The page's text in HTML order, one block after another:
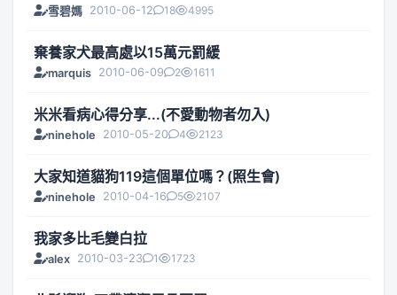
雪碧媽 2010-06-12 18 4995
棄養家犬最高處以15萬元罰緩
marquis 2010-06-09 2 1611
米米看病心得分享...(不愛動物者勿入)
ninehole 2010-05-20 4 2123
大家知道貓狗119這個單位嗎？(照生會)
ninehole 2010-04-16 5 2107
我家多比毛變白拉
alex 2010-03-23 1 1723